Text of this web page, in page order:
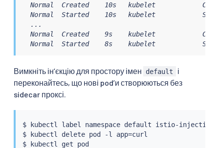
Normal  Created    10s   kubelet
Normal  Started    10s   kubelet
  ...
Normal  Created    9s    kubelet
Normal  Started    8s    kubelet
Вимкніть інʼєкцію для простору імен default
і
переконайтесь, що нові podʼи створюються без
sidecar проксі.
$ kubectl
label namespace default istio-injection-
$
kubectl delete pod -l app=curl
$
kubectl